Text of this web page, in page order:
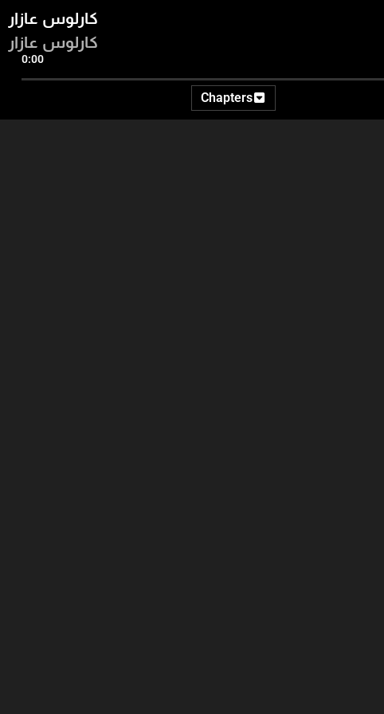
0:00
Chapters
كارلوس عازار
كارلوس عازار